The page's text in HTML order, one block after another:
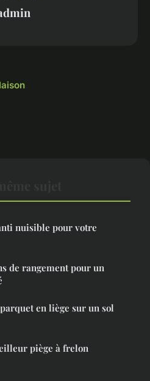
nuisible pour votre
de rangement pour un
en liège sur un sol
piège à frelon